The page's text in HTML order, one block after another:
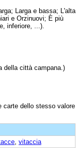
Larga e bassa; L'alta
e Orzinuovi; È più
inferiore, ...).
della città campana.)
carte dello stesso valore
vitaccia